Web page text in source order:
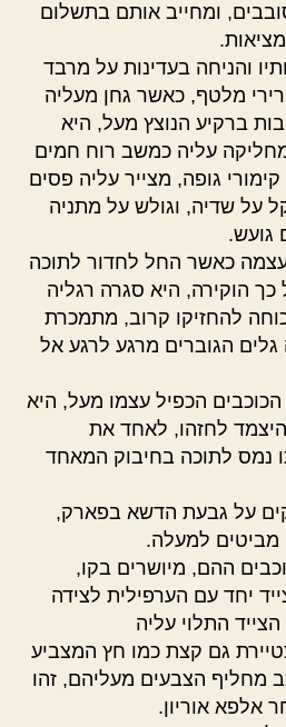
ומחייב אותם בתשלום
והניחה בעדינות על מרבד
מלטף, כאשר גחן מעליה
ברקיע הנוצץ מעל, היא
עליה כמשב רוח חמים
גופה, מצייר עליה פסים
על שדיה, וגולש על מתניה
גועש.
כאשר החל לחדור לתוכה
הוקירה, היא סגרה רגליה
להחזיקו קרוב, מתמכרת
הגוברים מרגע לרגע אל
הכפיל עצמו מעל, היא
לחזהו, לאחד את
נמס לתוכה בחיבוק המאחד
על גבעת הדשא בפארק,
מביטים למעלה.
ההם, מיושרים בקו,
יחד עם הערפילית לצידה
התלוי עליה
גם קצת כמו חץ המצביע
מחליף הצבעים מעליהם, זהו
אלפא אוריון.